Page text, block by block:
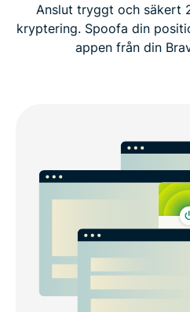
Anslut tryggt och säkert
kryptering. Spoofa din
appen från din